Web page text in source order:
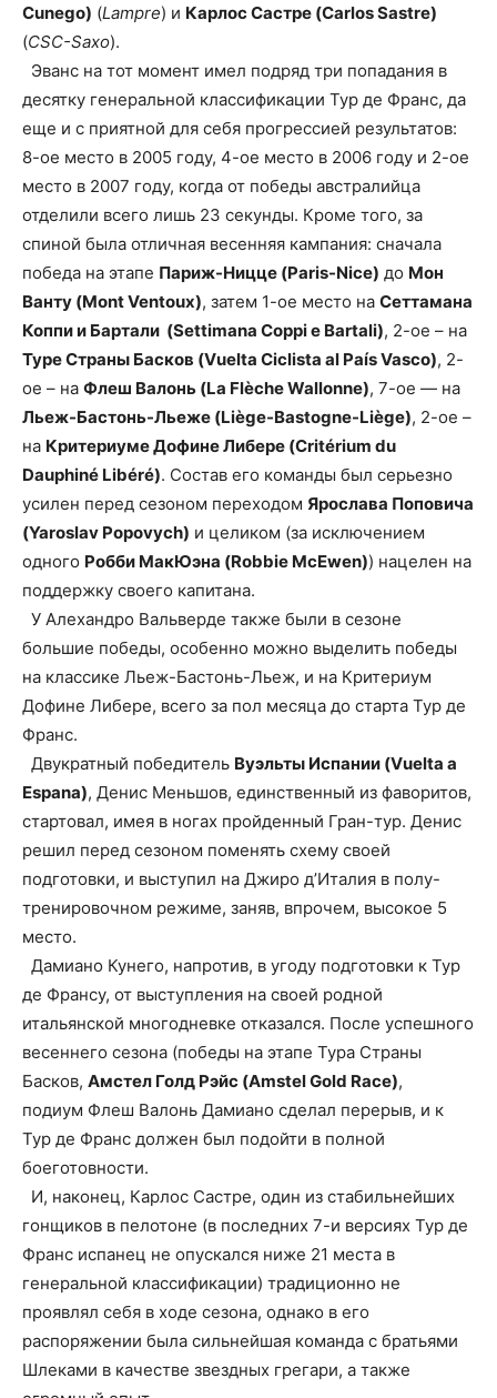
Cunego) (Lampre) и Карлос Састре (Carlos Sastre)
(CSC-Saxo).
Эванс на тот момент имел подряд три попадания в
десятку генеральной классификации Тур де Франс, да
еще и с приятной для себя прогрессией результатов:
8-ое место в 2005 году, 4-ое место в 2006 году и 2-ое
место в 2007 году, когда от победы австралийца
отделили всего лишь 23 секунды. Кроме того, за
спиной была отличная весенняя кампания: сначала
победа на этапе Париж-Ницце (Paris-Nice) до Мон
Ванту (Mont Ventoux), затем 1-ое место на Сеттамана
Коппи и Бартали (Settimana Coppi e Bartali), 2-ое – на
Туре Страны Басков (Vuelta Ciclista al País Vasco), 2-
ое – на Флеш Валонь (La Flèche Wallonne), 7-ое — на
Льеж-Бастонь-Льеже (Liège-Bastogne-Liège), 2-ое –
на Критериуме Дофине Либере (Critérium du
Dauphiné Libéré). Состав его команды был серьезно
усилен перед сезоном переходом Ярослава Поповича
(Yaroslav Popovych) и целиком (за исключением
одного Робби МакЮэна (Robbie McEwen)) нацелен на
поддержку своего капитана.
У Алехандро Вальверде также были в сезоне
большие победы, особенно можно выделить победы
на классике Льеж-Бастонь-Льеж, и на Критериум
Дофине Либере, всего за пол месяца до старта Тур де
Франс.
Двукратный победитель Вуэльты Испании (Vuelta a
Espana), Денис Меньшов, единственный из фаворитов,
стартовал, имея в ногах пройденный Гран-тур. Денис
решил перед сезоном поменять схему своей
подготовки, и выступил на Джиро д’Италия в полу-
тренировочном режиме, заняв, впрочем, высокое 5
место.
Дамиано Кунего, напротив, в угоду подготовки к Тур
де Франсу, от выступления на своей родной
итальянской многодневке отказался. После успешного
весеннего сезона (победы на этапе Тура Страны
Басков, Амстел Голд Рэйс (Amstel Gold Race),
подиум Флеш Валонь Дамиано сделал перерыв, и к
Тур де Франс должен был подойти в полной
боеготовности.
И, наконец, Карлос Састре, один из стабильнейших
гонщиков в пелотоне (в последних 7-и версиях Тур де
Франс испанец не опускался ниже 21 места в
генеральной классификации) традиционно не
проявлял себя в ходе сезона, однако в его
распоряжении была сильнейшая команда с братьями
Шлеками в качестве звездных грегари, а также